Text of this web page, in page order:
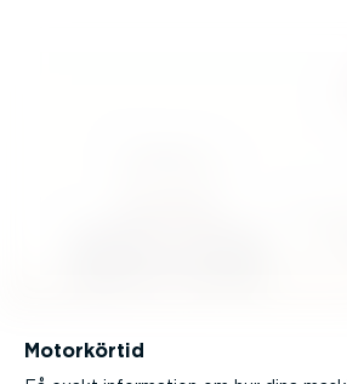
Motorkörtid